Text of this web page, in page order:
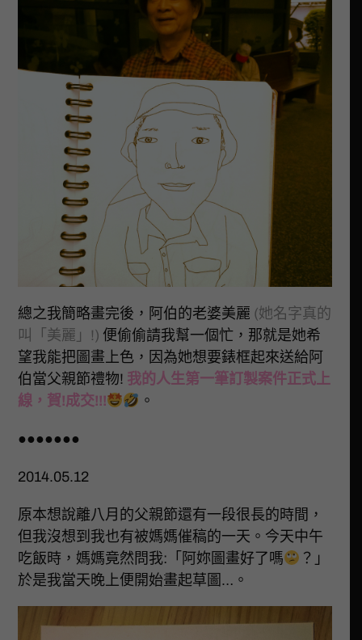
總之我簡略畫完後，阿伯的老婆美麗 (她名字真的
叫「美麗」!) 便偷偷請我幫一個忙，那就是她希
望我能把圖畫上色，因為她想要錶框起來送給阿
伯當父親節禮物! 我的人生第一筆訂製案件正式上
線，賀!成交!!!
。
●●●●●●●
2014.05.12
原本想說離八月的父親節還有一段很長的時間，
但我沒想到我也有被媽媽催稿的一天。今天中午
吃飯時，媽媽竟然問我:「阿妳圖畫好了嗎
？」
於是我當天晚上便開始畫起草圖…。